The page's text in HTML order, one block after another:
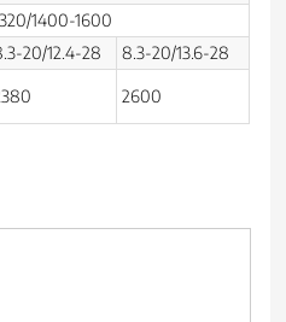
1400-1600
20/12.4-28
8.3-20/13.6-28
2600